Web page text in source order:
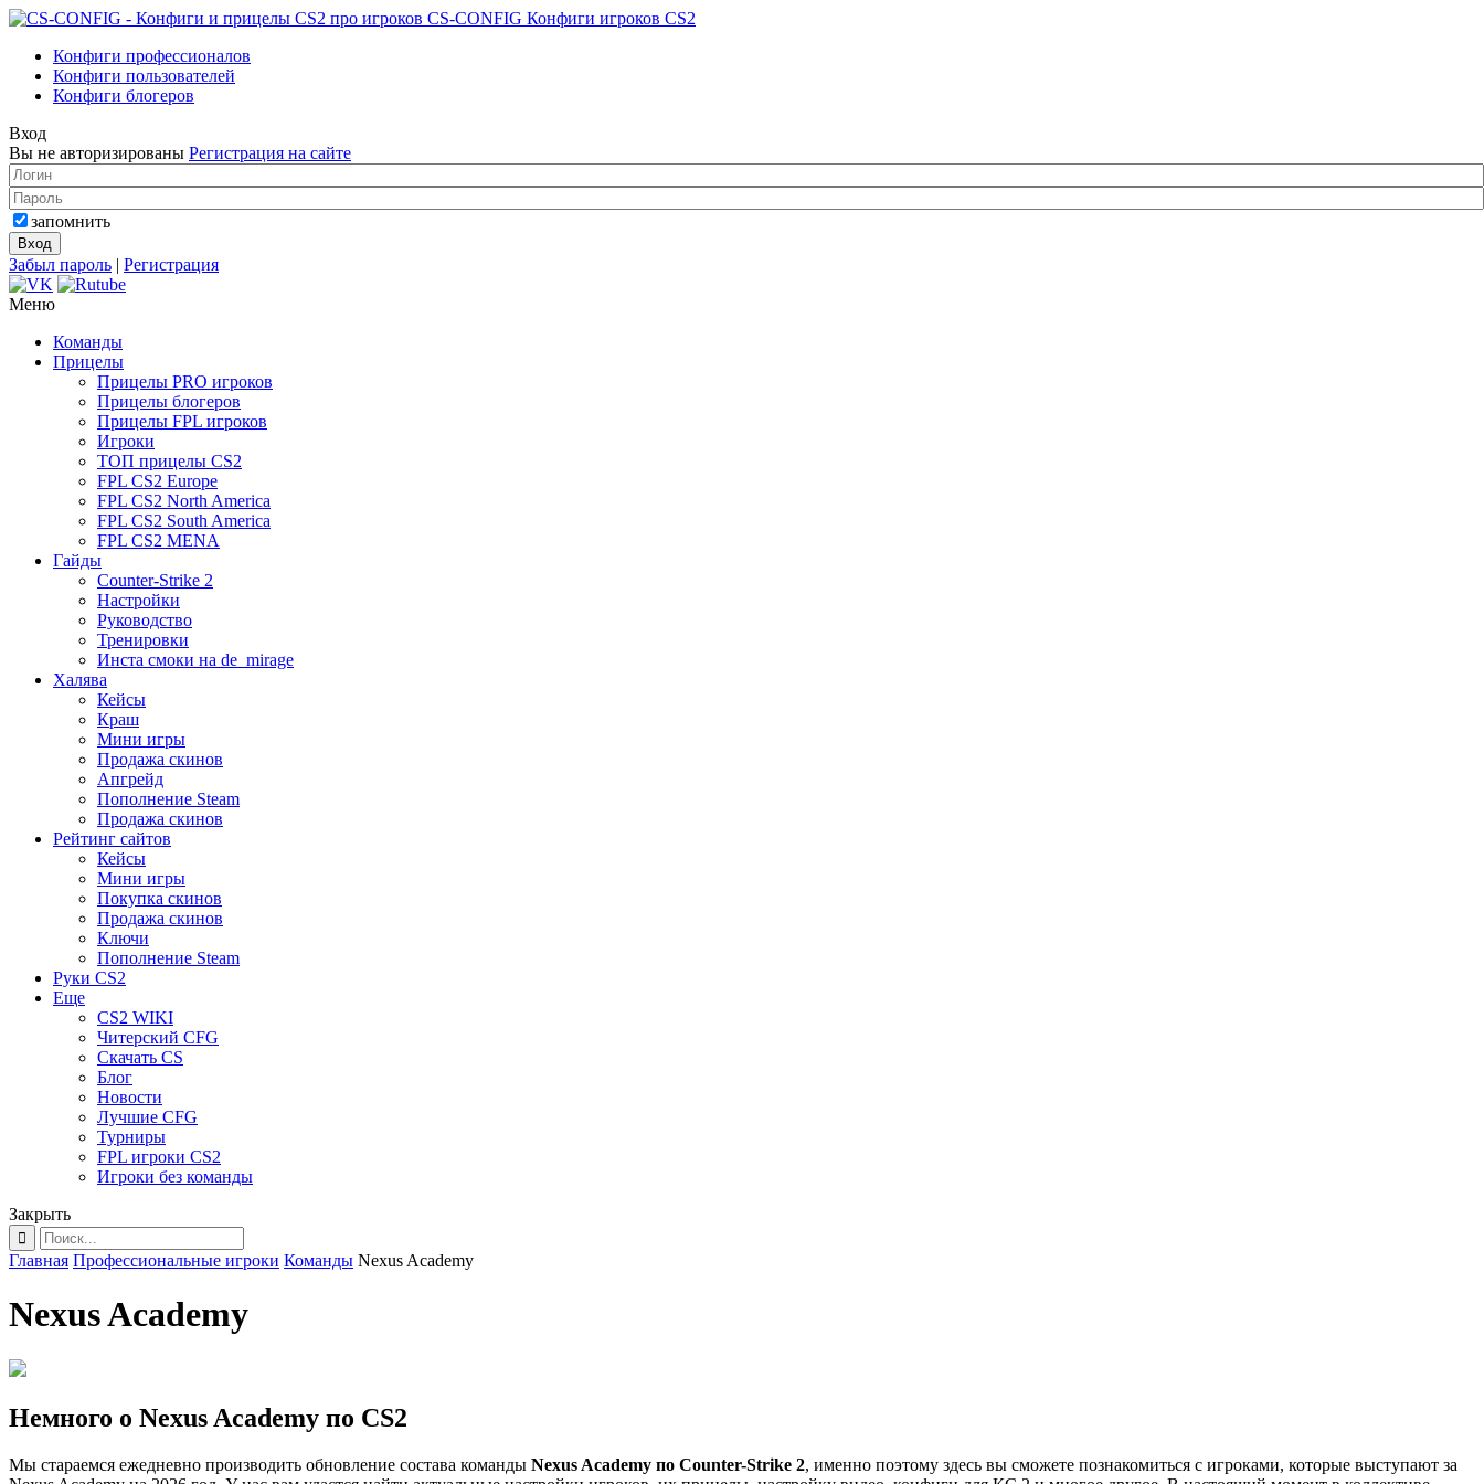
CS-CONFIG Конфиги игроков CS2
Конфиги профессионалов
Конфиги пользователей
Конфиги блогеров
Вход
Вы не авторизированы Регистрация на сайте
запомнить
Забыл пароль | Регистрация
Меню
Команды
Прицелы
Прицелы PRO игроков
Прицелы блогеров
Прицелы FPL игроков
Игроки
ТОП прицелы CS2
FPL CS2 Europe
FPL CS2 North America
FPL CS2 South America
FPL CS2 MENA
Гайды
Counter-Strike 2
Настройки
Руководство
Тренировки
Инста смоки на de_mirage
Халява
Кейсы
Краш
Мини игры
Продажа скинов
Апгрейд
Пополнение Steam
Продажа скинов
Рейтинг сайтов
Кейсы
Мини игры
Покупка скинов
Продажа скинов
Ключи
Пополнение Steam
Руки CS2
Еще
CS2 WIKI
Читерский CFG
Скачать CS
Блог
Новости
Лучшие CFG
Турниры
FPL игроки CS2
Игроки без команды
Закрыть
Главная Профессиональные игроки Команды Nexus Academy
Nexus Academy
Немного о Nexus Academy по CS2
Мы стараемся ежедневно производить обновление состава команды Nexus Academy по Counter-Strike 2, именно поэтому здесь вы сможете познакомиться с игроками, которые выступают за